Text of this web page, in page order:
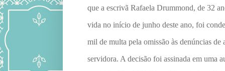
que a escrivã Rafaela Drummond, de 32
vida no início de junho deste ano, foi
mil de multa pela omissão às denúncias de
servidora. A decisão foi assinada em uma